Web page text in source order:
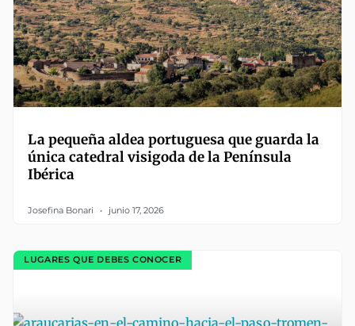
La pequeña aldea portuguesa que guarda la
única catedral visigoda de la Península
Ibérica
Josefina Bonari junio 17, 2026
LUGARES QUE DEBES CONOCER